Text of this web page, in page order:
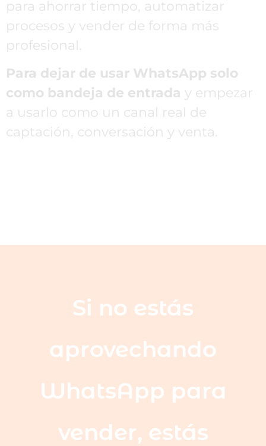
para ahorrar tiempo, automatizar
procesos y vender de forma más
profesional.
Para dejar de usar WhatsApp solo
como bandeja de entrada y empezar
a usarlo como un canal real de
captación, conversación y venta.
Si no estás
aprovechando
WhatsApp para
vender, estás